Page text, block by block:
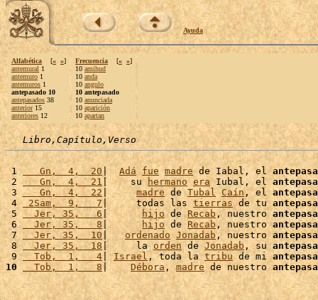
Ayuda
Alfabética [« »]
antemural 1
antemuro 1
antemuros 1
antepasado 10
antepasados 38
anterior15
anteriores 12
Frecuencia [« »]
10 amihud
10 anda
10 angulo
10 antepasado
10 anunciada
10 aparición
10 apartan
Libro,Capítulo,Verso
1
   Gn,  4,  20
| Adá fue madre de Iabal, el
2
   Gn,  4,  21
|    su hermano era Iubal, el
3
   Gn,  4,  22
| madre de Tubal Caín , el
4
2Sam,  9,   7|     todas las tierras de tu
5
  Jer, 35,   6
| hijo de Recab , nuestro
6
  Jer, 35,   8
| hijo de Recab, nuestro
7
  Jer, 35,  10
| ordenado Jonadab, nuestro
8
  Jer, 35,  18
|     la orden de Jonadab , su
9
  Tob,  1,   4
| Israel , toda la tribu de mi
10
  Tob,  1,   8
| Débora , madre de nuestro